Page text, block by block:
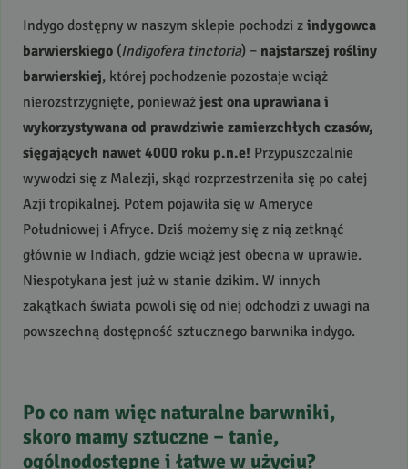
Indygo dostępny w naszym sklepie pochodzi z indygowca
barwierskiego (Indigofera tinctoria) – najstarszej rośliny
barwierskiej, której pochodzenie pozostaje wciąż
nierozstrzygnięte, ponieważ jest ona uprawiana i
wykorzystywana od prawdziwie zamierzchłych czasów,
sięgających nawet 4000 roku p.n.e! Przypuszczalnie
wywodzi się z Malezji, skąd rozprzestrzeniła się po całej
Azji tropikalnej. Potem pojawiła się w Ameryce
Południowej i Afryce. Dziś możemy się z nią zetknąć
głównie w Indiach, gdzie wciąż jest obecna w uprawie.
Niespotykana jest już w stanie dzikim. W innych
zakątkach świata powoli się od niej odchodzi z uwagi na
powszechną dostępność sztucznego barwnika indygo.
Po co nam więc naturalne barwniki,
skoro mamy sztuczne – tanie,
ogólnodostępne i łatwe w użyciu?